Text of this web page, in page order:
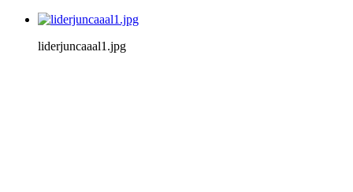
liderjuncaaal1.jpg